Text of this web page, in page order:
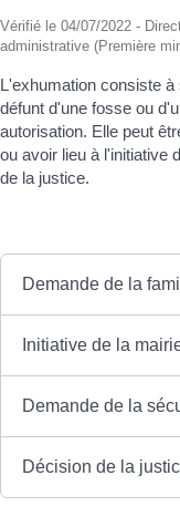
Vérifié le 04/07/2022 -
administrative (Première
L'exhumation consiste
défunt d'une fosse ou
autorisation. Elle peut
ou avoir lieu à l'initiative
de la justice.
Demande de la
Initiative de la
Demande de la
Décision de la